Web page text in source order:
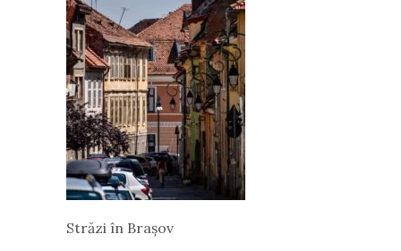
Străzi în Brașov